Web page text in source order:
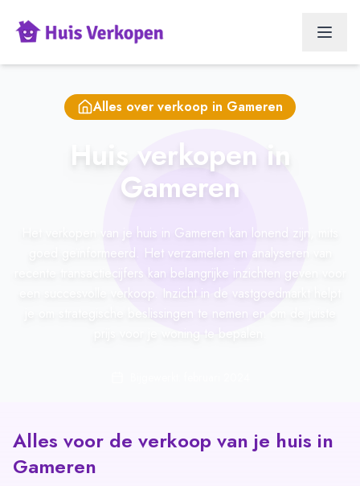
Alles over verkoop in Gameren
Huis verkopen in
Gameren
Het verkopen van je huis in Gameren kan lonend zijn, mits
goed geïnformeerd. Het verzamelen en analyseren van
recente transactiecijfers kan belangrijke inzichten geven voor
een succesvolle verkoop. Inzicht in de vastgoedmarkt helpt
je om strategische beslissingen te nemen en om de juiste
Alles voor de verkoop van je huis in
Gameren